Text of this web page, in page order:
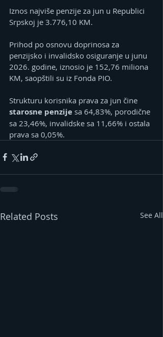
Iznos najviše penzije za jun u Republici
Srpskoj je 3.776,10 KM.
Prihod po osnovu doprinosa za
penzijsko i invalidsko osiguranje u junu
2026. godine, iznosio je 152,76 miliona
KM, saopštili su iz Fonda PIO.
Strukturu korisnika prava za jun čine
starosne penzije sa 64,83%, porodične
sa 23,46%, invalidske sa 11,66% i ostala
prava sa 0,05%.
Related Posts See All